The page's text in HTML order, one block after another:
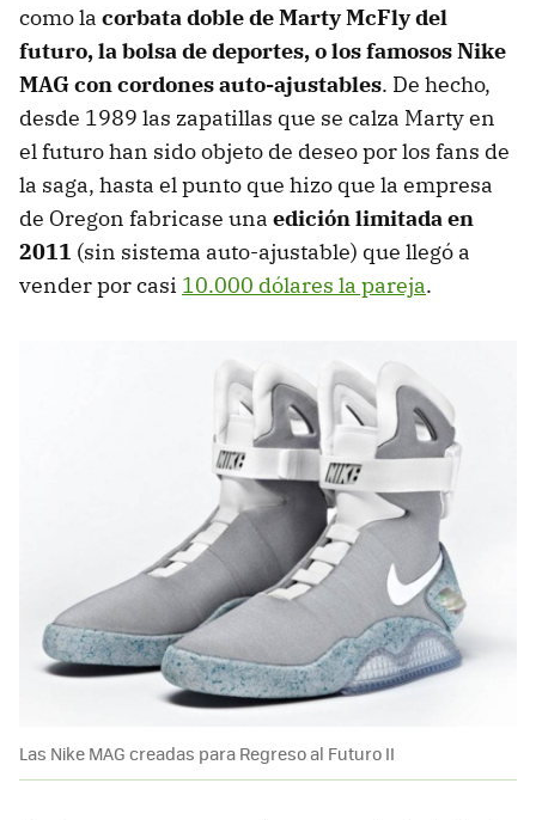
como la corbata doble de Marty McFly del
futuro, la bolsa de deportes, o los famosos Nike
MAG con cordones auto-ajustables. De hecho,
desde 1989 las zapatillas que se calza Marty en
el futuro han sido objeto de deseo por los fans de
la saga, hasta el punto que hizo que la empresa
de Oregon fabricase una edición limitada en
2011 (sin sistema auto-ajustable) que llegó a
vender por casi 10.000 dólares la pareja.
Las Nike MAG creadas para Regreso al Futuro II